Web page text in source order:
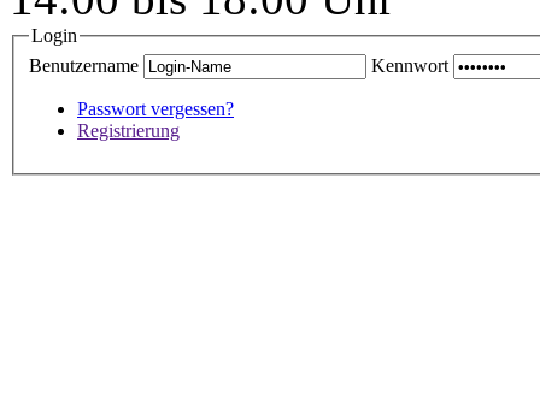
Login
Benutzername
Kennwort
Passwort vergessen?
Registrierung